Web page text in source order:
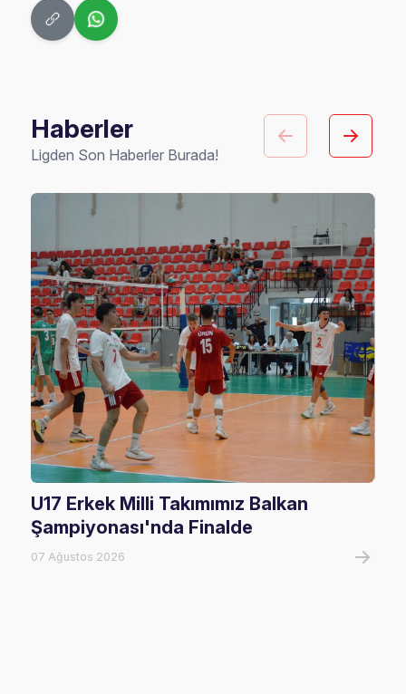
Haberler
Ligden Son Haberler Burada!
U17 Erkek Milli Takımımız Balkan
Şampiyonası'nda Finalde
07 Ağustos 2026